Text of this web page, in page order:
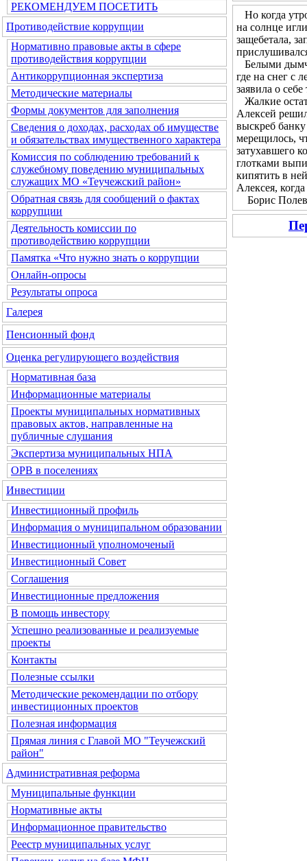
РЕКОМЕНДУЕМ ПОСЕТИТЬ
Противодействие коррупции
Нормативно правовые акты в сфере
противодействия коррупции
Антикоррупционная экспертиза
Методические материалы
Формы документов для заполнения
Сведения о доходах, расходах об имуществе
и обязательствах имущественного характера
Комиссия по соблюдению требований к
служебному поведению муниципальных
служащих МО «Теучежский район»
Обратная связь для сообщений о фактах
коррупции
Деятельность комиссии по
противодействию коррупции
Памятка «Что нужно знать о коррупции
Онлайн-опросы
Результаты опроса
Галерея
Пенсионный фонд
Оценка регулирующего воздействия
Нормативная база
Информационные материалы
Проекты муниципальных нормативных
правовых актов, направленные на
публичные слушания
Экспертиза муниципальных НПА
ОРВ в поселениях
Инвестиции
Инвестиционный профиль
Информация о муниципальном образовании
Инвестиционный уполномоченый
Инвестиционный Совет
Соглашения
Инвестиционные предложения
В помощь инвестору
Успешно реализованные и реализуемые
проекты
Контакты
Полезные ссылки
Методические рекомендации по отбору
инвестиционных проектов
Полезная информация
Прямая линия с Главой МО "Теучежский
район"
Административная реформа
Муниципальные функции
Нормативные акты
Информационное правительство
Реестр муниципальных услуг
Но когда
на солнце
защебетала,
Белыми
где на снег с
заявила о
Жалкие
Алексей
выскреб
мерещилось,
затухавшего
глотками
кипятить в
Алексея,
Борис